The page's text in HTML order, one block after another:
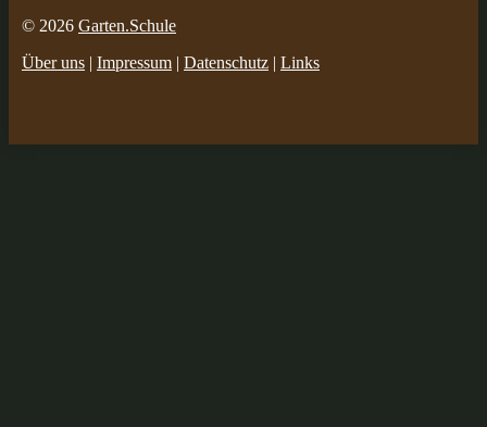
© 2026 Garten.Schule
Über uns | Impressum | Datenschutz | Links